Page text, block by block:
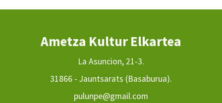
Ametza Kultur Elkartea
La Asuncion, 21-3.
31866 - Jauntsarats (Basaburua).
pulunpe@gmail.com